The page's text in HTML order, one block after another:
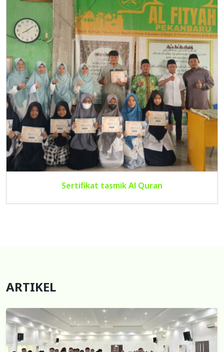
Sertifikat tasmik Al Quran
ARTIKEL